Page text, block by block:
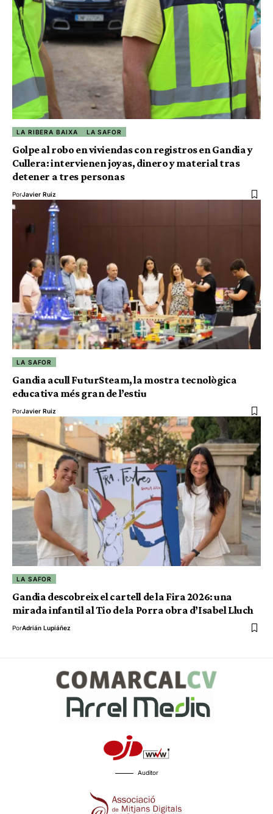
LA RIBERA BAIXA LA SAFOR
Golpe al robo en viviendas con registros en Gandia y
Cullera: intervienen joyas, dinero y material tras
detener a tres personas
PorJavier Ruiz
LA SAFOR
Gandia acull FuturSteam, la mostra tecnològica
educativa més gran de l’estiu
PorJavier Ruiz
LA SAFOR
Gandia descobreix el cartell de la Fira 2026: una
mirada infantil al Tio de la Porra obra d’Isabel Lluch
PorAdrián Lupiáñez
Auditor